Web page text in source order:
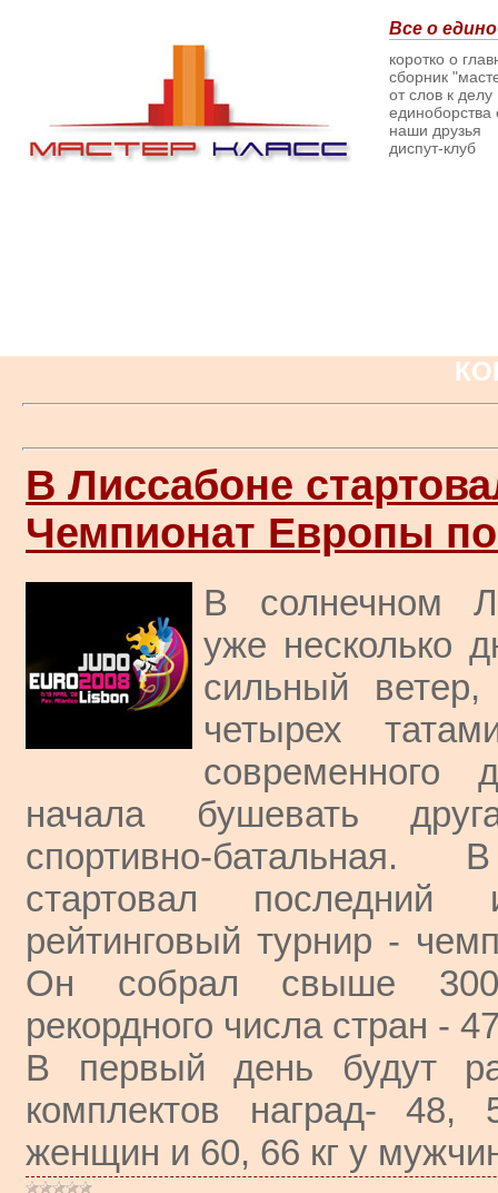
Все о
коротко о
сборник
от слов к делу
наши друзья
диспут-клуб
В Лиссабоне
Чемпионат Европы
В солнечном
уже несколько
сильный
четырех
современного
начала бушевать
спортивно-батальная.
стартовал
рейтинговый турнир -
Он собрал свыше
рекордного числа стран -
В первый день будут
комплектов наград-
женщин и 60, 66 кг у